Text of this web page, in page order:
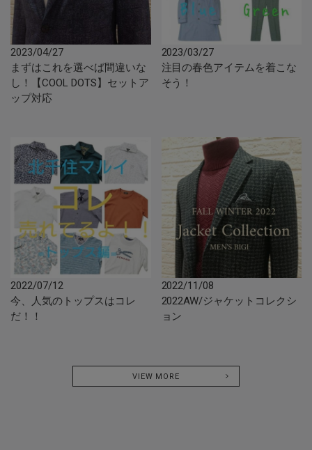
2023/04/27
まずはこれを選べば間違いな
し！【COOL DOTS】セットア
ップ対応
2023/03/27
注目の春色アイテムを着こな
そう！
2022/07/12
今、人気のトップスはコレ
だ！！
2022/11/08
2022AW/ジャケットコレクシ
ョン
VIEW MORE